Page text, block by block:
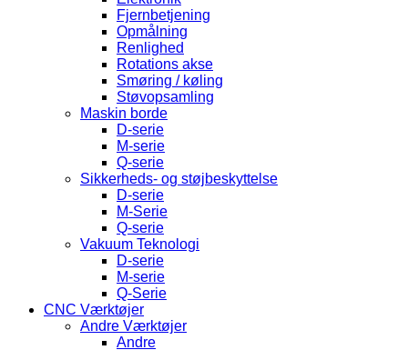
Fjernbetjening
Opmålning
Renlighed
Rotations akse
Smøring / køling
Støvopsamling
Maskin borde
D-serie
M-serie
Q-serie
Sikkerheds- og støjbeskyttelse
D-serie
M-Serie
Q-serie
Vakuum Teknologi
D-serie
M-serie
Q-Serie
CNC Værktøjer
Andre Værktøjer
Andre